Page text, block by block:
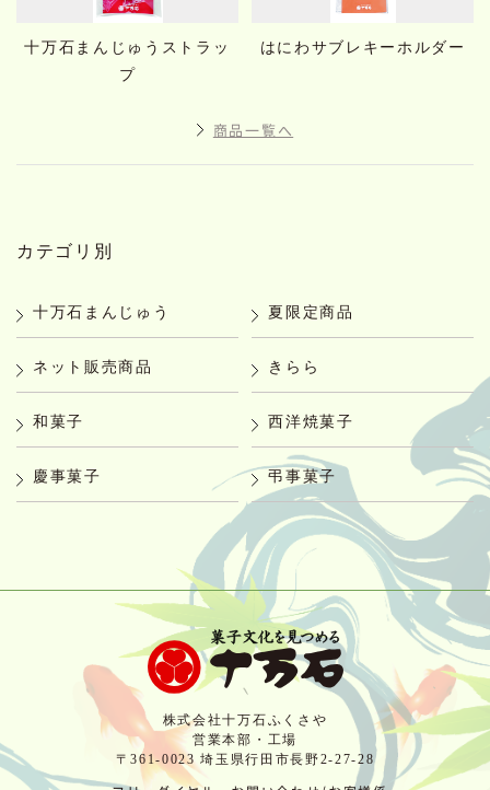
十万石まんじゅうストラッ
プ
はにわサブレキーホルダー
商品一覧へ
カテゴリ別
十万石まんじゅう 夏限定商品
ネット販売商品 きらら
和菓子 西洋焼菓子
慶事菓子 弔事菓子
株式会社十万石ふくさや
営業本部・工場
〒361-0023 埼玉県行田市長野2-27-28